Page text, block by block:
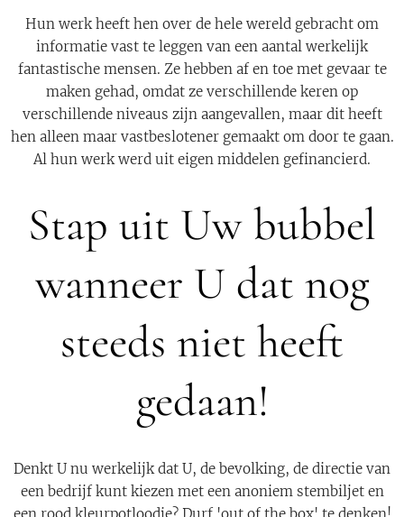
Hun werk heeft hen over de hele wereld gebracht om
informatie vast te leggen van een aantal werkelijk
fantastische mensen. Ze hebben af en toe met gevaar te
maken gehad, omdat ze verschillende keren op
verschillende niveaus zijn aangevallen, maar dit heeft
hen alleen maar vastbeslotener gemaakt om door te gaan.
Al hun werk werd uit eigen middelen gefinancierd.
Stap uit Uw bubbel
wanneer U dat nog
steeds niet heeft
gedaan!
Denkt U nu werkelijk dat U, de bevolking, de directie van
een bedrijf kunt kiezen met een anoniem stembiljet en